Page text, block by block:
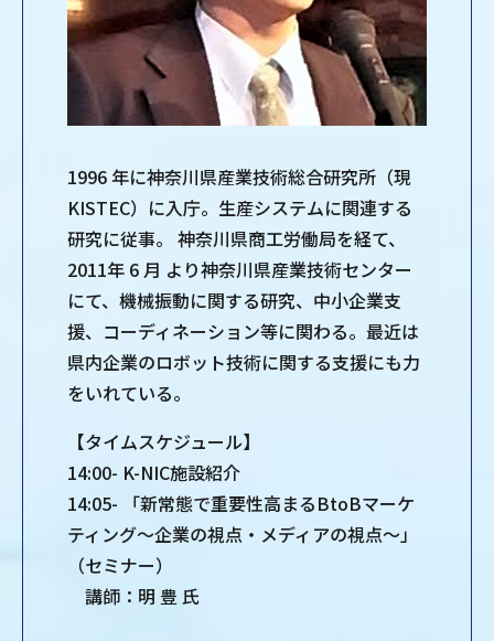
1996 年に神奈川県産業技術総合研究所（現
KISTEC）に入庁。生産システムに関連する
研究に従事。 神奈川県商工労働局を経て、
2011年 6 月 より神奈川県産業技術センター
にて、機械振動に関する研究、中小企業支
援、コーディネーション等に関わる。最近は
県内企業のロボット技術に関する支援にも力
をいれている。
【タイムスケジュール】
14:00- K-NIC施設紹介
14:05- 「新常態で重要性高まるBtoBマーケ
ティング～企業の視点・メディアの視点～」
（セミナー）
講師：明 豊 氏